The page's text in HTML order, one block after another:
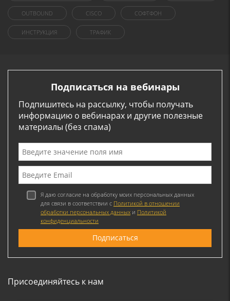
OUTBOUND CISCO СОФТФОН
ИНСТРУКЦИЯ ТРАФИК
Подписаться на вебинары
Подпишитесь на рассылку, чтобы получать
информацию о вебинарах и другие полезные
материалы (без спама)
Я даю согласие на обработку моих персональных данных
для связи в соответствии с Политикой в отношении
обработки персональных данных и Политикой
конфиденциальности
Присоединяйтесь к нам